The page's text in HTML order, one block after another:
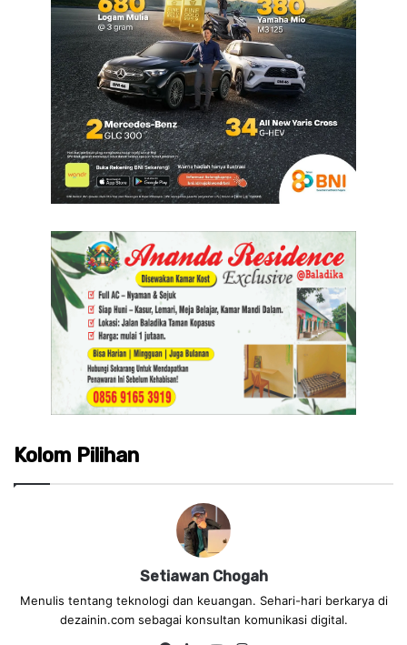
Kolom Pilihan
Setiawan Chogah
Menulis tentang teknologi dan keuangan. Sehari-hari berkarya di
dezainin.com sebagai konsultan komunikasi digital.